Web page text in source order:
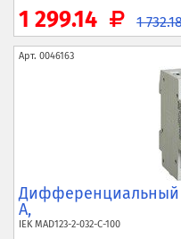
1 299.14 1
Арт. 0046163
Дифференциальный
A,
IEKMAD123-2-032-C-100